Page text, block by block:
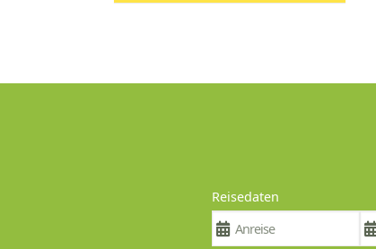
Reisedaten